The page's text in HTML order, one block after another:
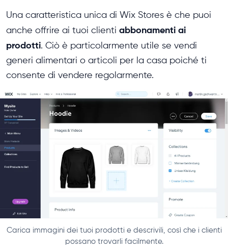
Una caratteristica unica di Wix Stores è che puoi
anche offrire ai tuoi clienti abbonamenti ai
prodotti. Ciò è particolarmente utile se vendi
generi alimentari o articoli per la casa poiché ti
consente di vendere regolarmente.
Carica immagini dei tuoi prodotti e descrivili, così che i clienti
possano trovarli facilmente.